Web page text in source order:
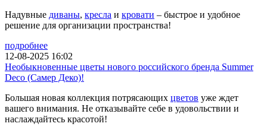
Надувные диваны, кресла и кровати – быстрое и удобное
решение для организации пространства!
подробнее
12-08-2025 16:02
Необыкновенные цветы нового российского бренда Summer
Deco (Самер Деко)!
Большая новая коллекция потрясающих цветов уже ждет
вашего внимания. Не отказывайте себе в удовольствии и
наслаждайтесь красотой!